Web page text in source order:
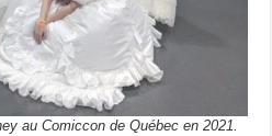
au Comiccon de Québec en 2021.